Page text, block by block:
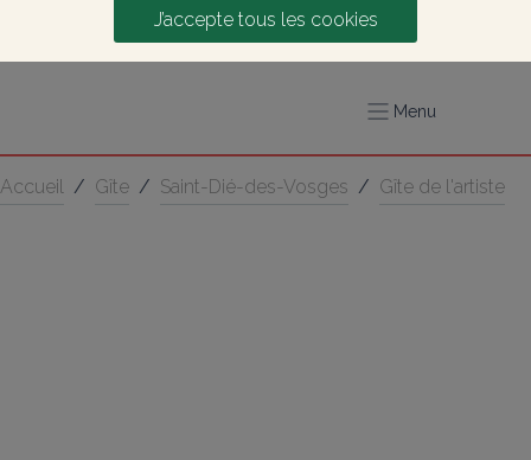
J’accepte tous les cookies
Menu
Accueil / Gîte / Saint-Dié-des-Vosges / Gîte de l'artiste